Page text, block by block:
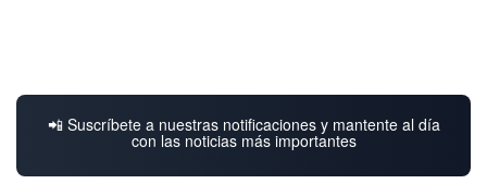
📲 Suscríbete a nuestras notificaciones y mantente al día
con las noticias más importantes